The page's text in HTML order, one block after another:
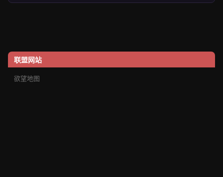
联盟网站
欲望地图